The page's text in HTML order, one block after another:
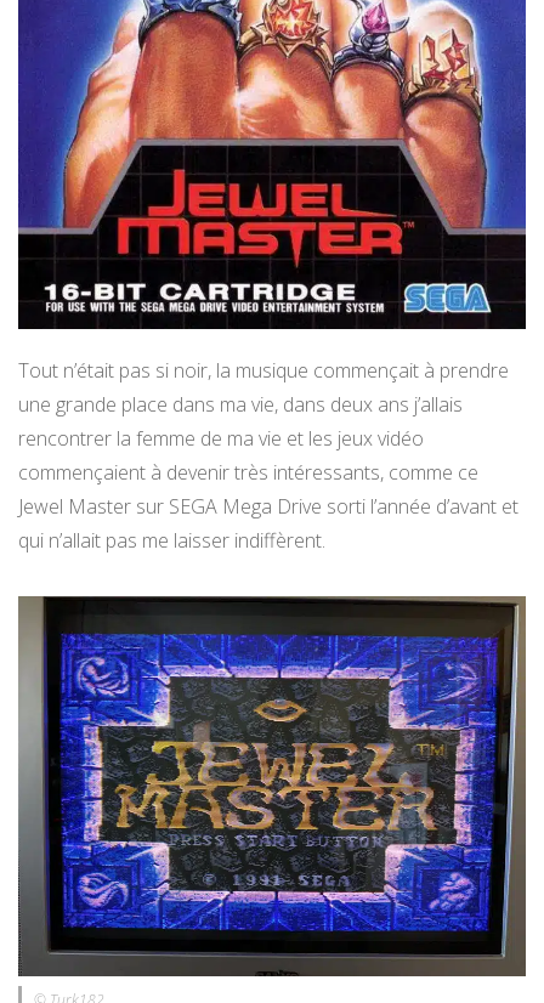
Tout n’était pas si noir, la musique commençait à prendre
une grande place dans ma vie, dans deux ans j’allais
rencontrer la femme de ma vie et les jeux vidéo
commençaient à devenir très intéressants, comme ce
Jewel Master sur SEGA Mega Drive sorti l’année d’avant et
qui n’allait pas me laisser indiffèrent.